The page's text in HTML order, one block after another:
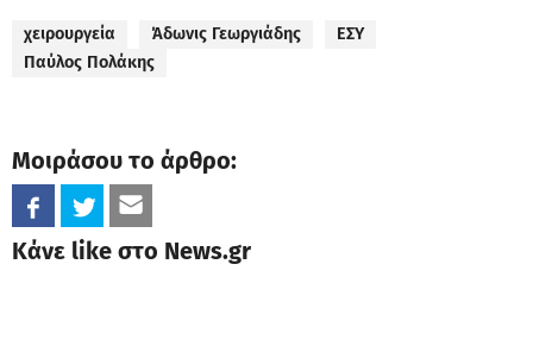
χειρουργεία Άδωνις Γεωργιάδης
ΕΣΥ
Παύλος Πολάκης
Μοιράσου το άρθρο:
Κάνε like στο News.gr